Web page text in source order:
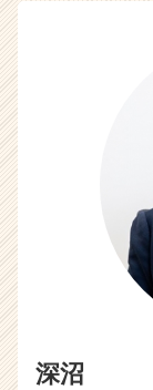
深沼